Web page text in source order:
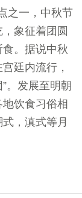
之一，中秋节
象征着团圆
。据说中秋
廷内流行，
。发展至明朝
饮食习俗相
，滇式等月